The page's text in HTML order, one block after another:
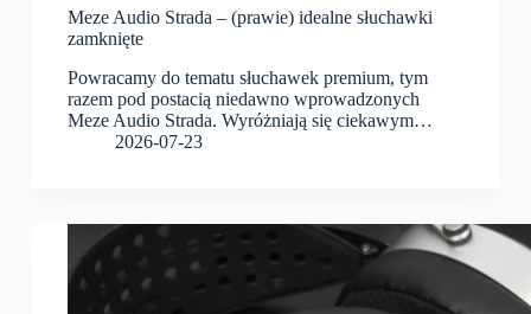
Meze Audio Strada – (prawie) idealne słuchawki
zamknięte
Powracamy do tematu słuchawek premium, tym
razem pod postacią niedawno wprowadzonych
Meze Audio Strada. Wyróżniają się ciekawym…
2026-07-23